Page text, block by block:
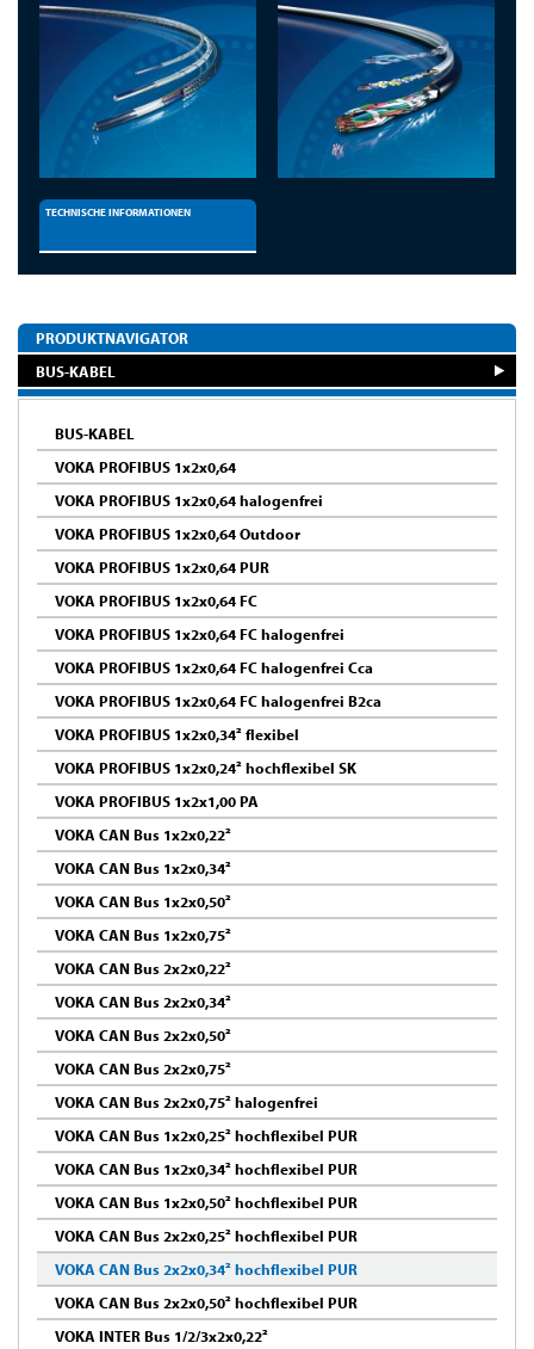
TECHNISCHE INFORMATIONEN
PRODUKTNAVIGATOR
BUS-KABEL
BUS-KABEL
VOKA PROFIBUS 1x2x0,64
VOKA PROFIBUS 1x2x0,64 halogenfrei
VOKA PROFIBUS 1x2x0,64 Outdoor
VOKA PROFIBUS 1x2x0,64 PUR
VOKA PROFIBUS 1x2x0,64 FC
VOKA PROFIBUS 1x2x0,64 FC halogenfrei
VOKA PROFIBUS 1x2x0,64 FC halogenfrei Cca
VOKA PROFIBUS 1x2x0,64 FC halogenfrei B2ca
VOKA PROFIBUS 1x2x0,34² flexibel
VOKA PROFIBUS 1x2x0,24² hochflexibel SK
VOKA PROFIBUS 1x2x1,00 PA
VOKA CAN Bus 1x2x0,22²
VOKA CAN Bus 1x2x0,34²
VOKA CAN Bus 1x2x0,50²
VOKA CAN Bus 1x2x0,75²
VOKA CAN Bus 2x2x0,22²
VOKA CAN Bus 2x2x0,34²
VOKA CAN Bus 2x2x0,50²
VOKA CAN Bus 2x2x0,75²
VOKA CAN Bus 2x2x0,75² halogenfrei
VOKA CAN Bus 1x2x0,25² hochflexibel PUR
VOKA CAN Bus 1x2x0,34² hochflexibel PUR
VOKA CAN Bus 1x2x0,50² hochflexibel PUR
VOKA CAN Bus 2x2x0,25² hochflexibel PUR
VOKA CAN Bus 2x2x0,34² hochflexibel PUR
VOKA CAN Bus 2x2x0,50² hochflexibel PUR
VOKA INTER Bus 1/2/3x2x0,22²